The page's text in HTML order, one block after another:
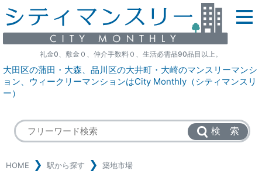
礼金0、敷金０、仲介手数料０、生活必需品90品目以上。
大田区の蒲田・大森、品川区の大井町・大崎のマンスリーマンシ
ョン、ウィークリーマンションはCity Monthly（シティマンスリ
ー）
検 索
HOME 駅から探す 築地市場